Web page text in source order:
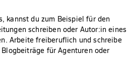
kannst du zum Beispiel für den
schreiben oder Autor:in eines
Arbeite freiberuflich und schreibe
für Agenturen oder